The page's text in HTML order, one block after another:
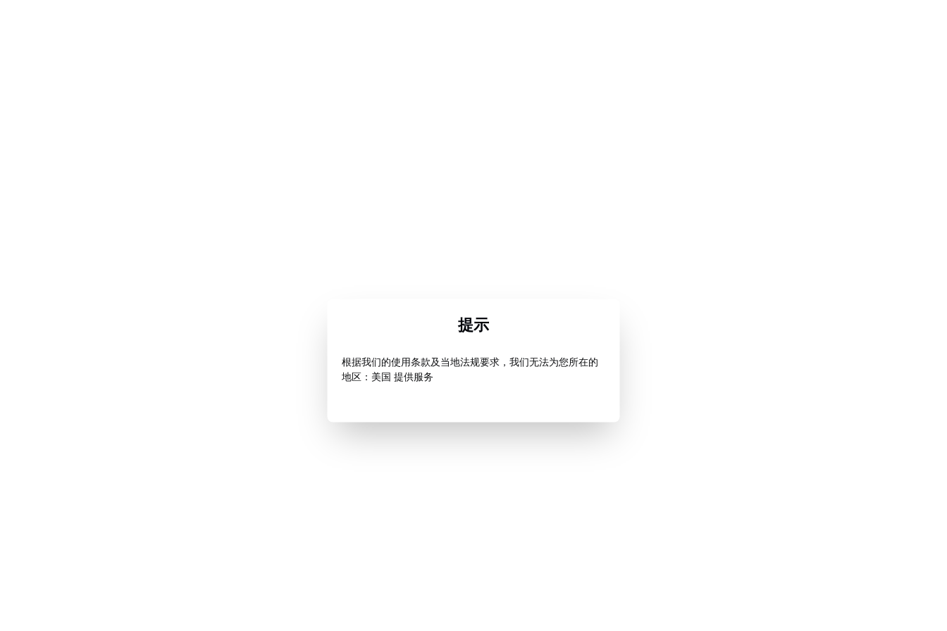
提示
根据我们的使用条款及当地法规要求，我们无法为您所在的
地区：美国 提供服务